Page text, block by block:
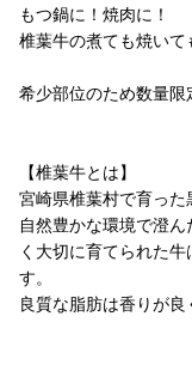
もつ鍋に！焼肉に！
椎葉牛の煮ても焼いて
希少部位のため数量限
【椎葉牛とは】
宮崎県椎葉村で育った
自然豊かな環境で澄
く大切に育てられた
す。
良質な脂肪は香りが良